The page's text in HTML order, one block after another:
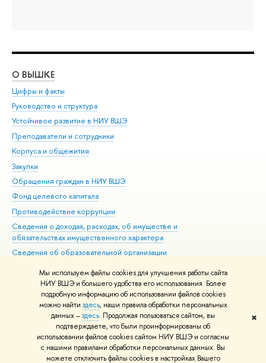
Мы используем файлы cookies для улучшения работы сайта
НИУ ВШЭ и большего удобства его использования. Более
подробную информацию об использовании файлов cookies
можно найти здесь, наши правила обработки персональных
данных –здесь. Продолжая пользоваться сайтом, вы
подтверждаете, что были проинформированы об
использовании файлов cookies сайтом НИУ ВШЭ и согласны
с нашими правилами обработки персональных данных. Вы
можете отключить файлы cookies в настройках Вашего
✖
О ВЫШКЕ
Цифры и факты
Руководство и структура
Устойчивое развитие в НИУ ВШЭ
Преподаватели и сотрудники
Корпуса и общежития
Закупки
Обращения граждан в НИУ ВШЭ
Фонд целевого капитала
Противодействие коррупции
Сведения о доходах, расходах, об имуществе и
обязательствах имущественного характера
Сведения об образовательной организации
Людям с ограниченными возможностями здоровья
Единая платежная страница
Работа в Вышке
© НИУ ВШЭ 1993–2026 Адреса и контакты Условия использования
материалов Политика конфиденциальности Карта сайта
Шрифты HSE Sans и HSE Slab разработаны вШколе дизайна НИУ ВШЭ